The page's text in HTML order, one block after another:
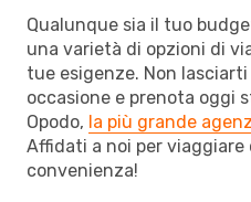
Qualunque sia il tuo
una varietà di opzioni di
tue esigenze. Non
occasione e prenota oggi
Opodo, la più grande
Affidati a noi per viaggiare
convenienza!